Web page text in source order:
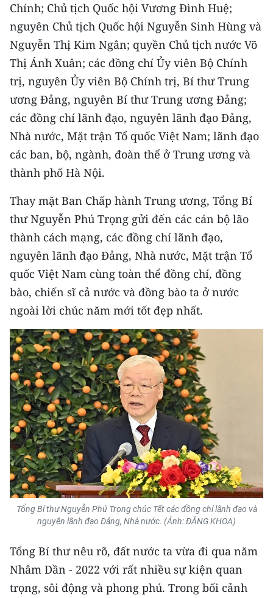
RADIO
MEDIA CENTER
E-Magazine
Video
Media Chính trị
Media Kinh tế
Media Văn hóa
Media Xã hội
Media Pháp luật
Media Du lịch
Media Thế giới
Media Thể thao
Media Giáo dục
Media Y tế
Media Khoa học - Công nghệ
Media Môi trường
Ảnh
Infographic
TIN MỚI
TIN ĐỊA PHƯƠNG
Trung du và miền núi phía Bắc
Chính; Chủ tịch Quốc hội Vương Đình Huệ;
nguyên Chủ tịch Quốc hội Nguyễn Sinh Hùng và
Nguyễn Thị Kim Ngân; quyền Chủ tịch nước Võ
Thị Ánh Xuân; các đồng chí Ủy viên Bộ Chính
trị, nguyên Ủy viên Bộ Chính trị, Bí thư Trung
ương Đảng, nguyên Bí thư Trung ương Đảng;
các đồng chí lãnh đạo, nguyên lãnh đạo Đảng,
Nhà nước, Mặt trận Tổ quốc Việt Nam; lãnh đạo
các ban, bộ, ngành, đoàn thể ở Trung ương và
thành phố Hà Nội.
Thay mặt Ban Chấp hành Trung ương, Tổng Bí
thư Nguyễn Phú Trọng gửi đến các cán bộ lão
thành cách mạng, các đồng chí lãnh đạo,
nguyên lãnh đạo Đảng, Nhà nước, Mặt trận Tổ
quốc Việt Nam cùng toàn thể đồng chí, đồng
bào, chiến sĩ cả nước và đồng bào ta ở nước
ngoài lời chúc năm mới tốt đẹp nhất.
Tổng Bí thư Nguyễn Phú Trọng chúc Tết các đồng chí lãnh đạo và
nguyên lãnh đạo Đảng, Nhà nước. (Ảnh: ĐĂNG KHOA)
Tổng Bí thư nêu rõ, đất nước ta vừa đi qua năm
Nhâm Dần - 2022 với rất nhiều sự kiện quan
trọng, sôi động và phong phú. Trong bối cảnh